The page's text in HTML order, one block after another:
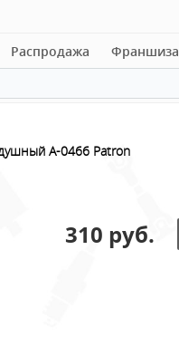
Распродажа Франшиза
A-0466 Patron
310 руб.